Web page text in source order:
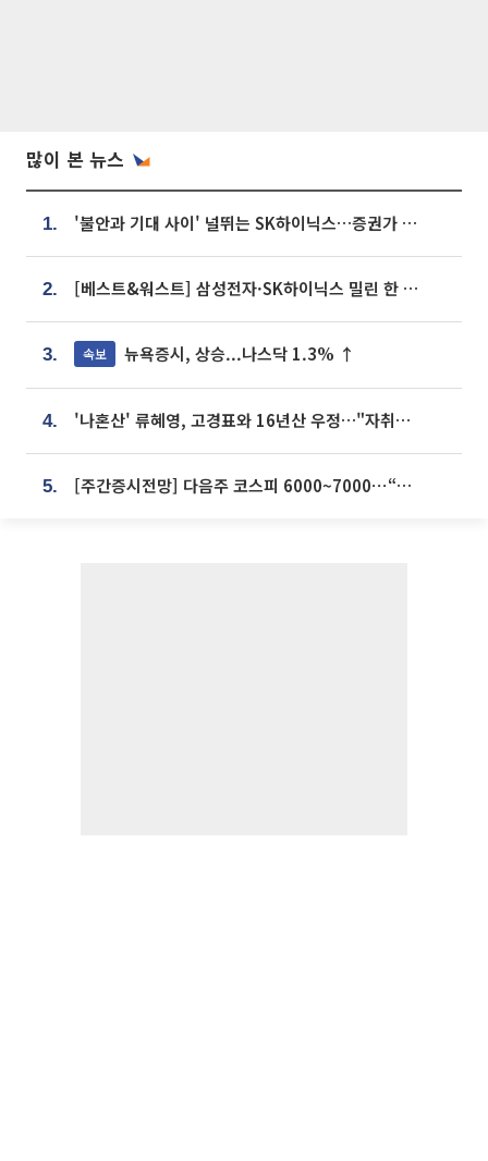
많이 본 뉴스
1. '불안과 기대 사이' 널뛰는 SK하이닉스…증권가 "HBM4·LTA 기반 펀터멘털 견고"
2. [베스트&워스트] 삼성전자·SK하이닉스 밀린 한 주…상상인증권은 85% 급등
3. 속보 뉴욕증시, 상승...나스닥 1.3% ↑
4. '나혼산' 류혜영, 고경표와 16년산 우정…"자취방서 부모님과 마주쳐"
5. [주간증시전망] 다음주 코스피 6000~7000⋯“外人 수급은 정책이 변수”